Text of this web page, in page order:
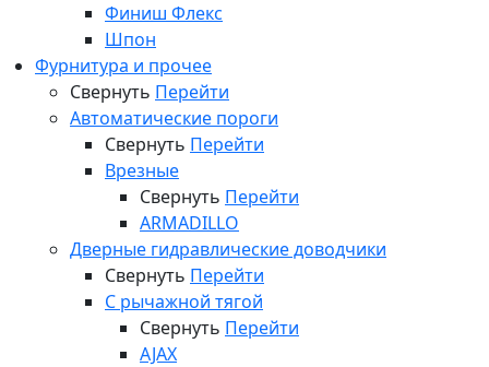
Финиш Флекс
Шпон
Фурнитура и прочее
Свернуть Перейти
Автоматические пороги
Свернуть Перейти
Врезные
Свернуть Перейти
ARMADILLO
Дверные гидравлические доводчики
Свернуть Перейти
С рычажной тягой
Свернуть Перейти
AJAX